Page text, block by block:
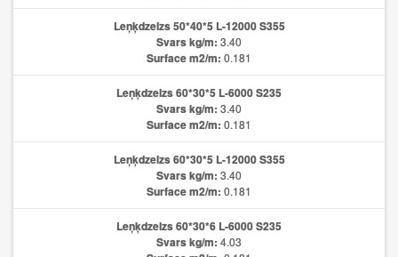
Leņķdzelzs 50*40*5 L-12000 S355
Svars kg/m: 3.40
Surface m2/m: 0.181
Leņķdzelzs 60*30*5 L-6000 S235
Svars kg/m: 3.40
Surface m2/m: 0.181
Leņķdzelzs 60*30*5 L-12000 S355
Svars kg/m: 3.40
Surface m2/m: 0.181
Leņķdzelzs 60*30*6 L-6000 S235
Svars kg/m: 4.03